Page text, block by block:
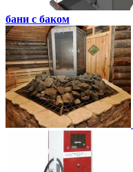
бани с баком